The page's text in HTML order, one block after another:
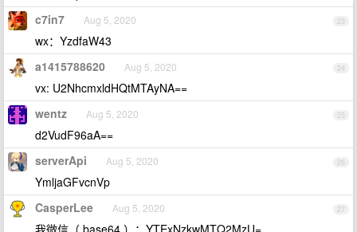
23
c7in7 Aug 5, 2020
wx：YzdfaW43
24
a1415788620 Aug 5, 2020
vx: U2NhcmxldHQtMTAyNA==
25
wentz Aug 5, 2020
d2VudF96aA==
26
serverApi Aug 5, 2020
YmljaGFvcnVp
27
CasperLee Aug 5, 2020
我微信（ base64 ）：YTExNzkwMTQ2MzU=